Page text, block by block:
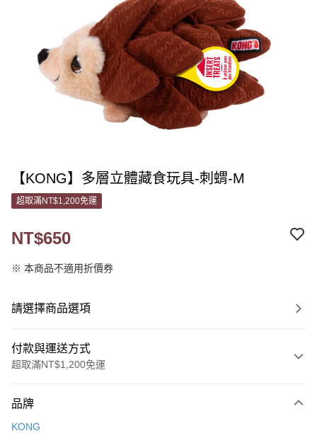
【KONG】多層立體藏食玩具-刺蝟-M
超取滿NT$1,200免運
NT$650
※ 本商品不適用折價券
請選擇商品選項
付款與運送方式
超取滿NT$1,200免運
信用卡一次付款
品牌
KONG